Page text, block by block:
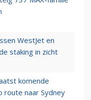
WestJet en
staking in zicht
komende
naar Sydney